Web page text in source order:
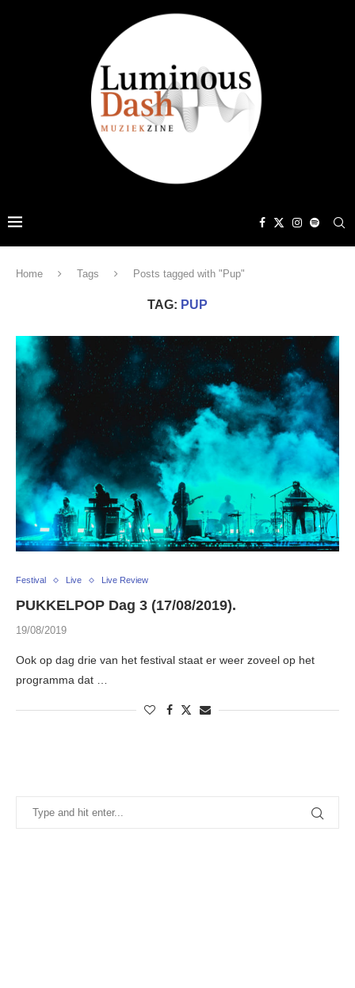
Home Tags Posts tagged with "Pup"
TAG: PUP
Festival Live Live Review
PUKKELPOP Dag 3 (17/08/2019).
19/08/2019
Ook op dag drie van het festival staat er weer zoveel op het
programma dat …